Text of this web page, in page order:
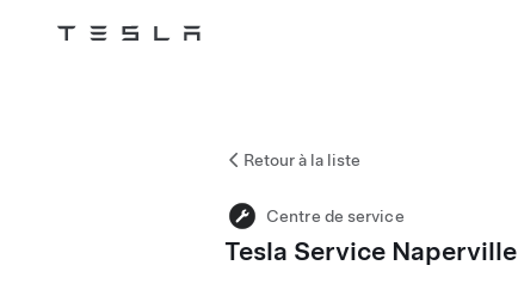
Tesla
Retour à la liste
Centre de service
Tesla Service Naperville